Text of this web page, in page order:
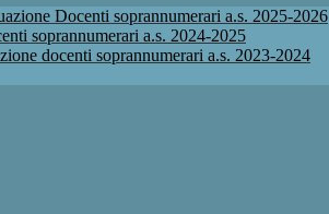
Docenti soprannumerari a.s. 2025-2026
soprannumerari a.s. 2024-2025
docenti soprannumerari a.s. 2023-2024